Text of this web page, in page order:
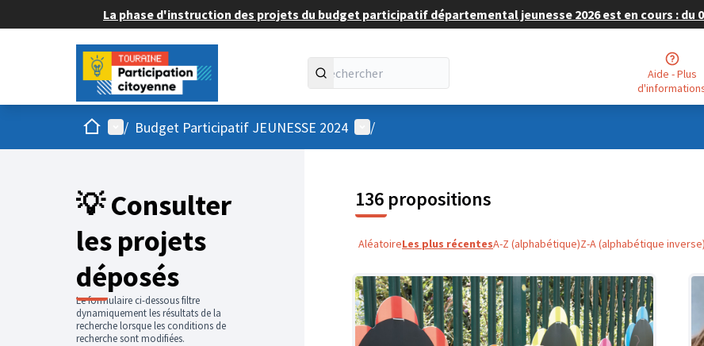
La phase d'instruction des projets du budget participatif départemental jeunesse 2026 est en cours : du
Aide - Plus
AccueilMenu principal
/ Budget Participatif JEUNESSE 2024 Menu utilisateur
/
💡 Consulter
les projets
déposés
Le formulaire ci-dessous filtre
dynamiquement les résultats de la
recherche lorsque les conditions de
recherche sont modifiées.
136 propositions
AléatoireLes plus récentesA-Z (alphabétique)Z-A (alphabétique inverse)